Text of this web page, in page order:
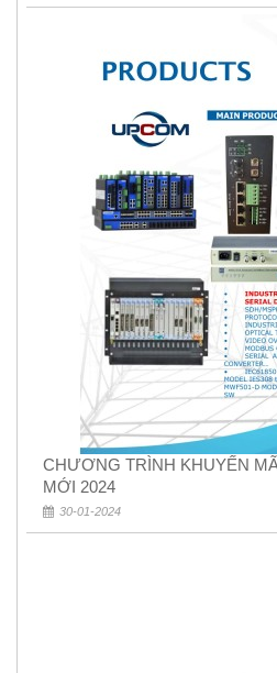
CHƯƠNG TRÌNH KHUYẾN
MỚI 2024
30-01-2024